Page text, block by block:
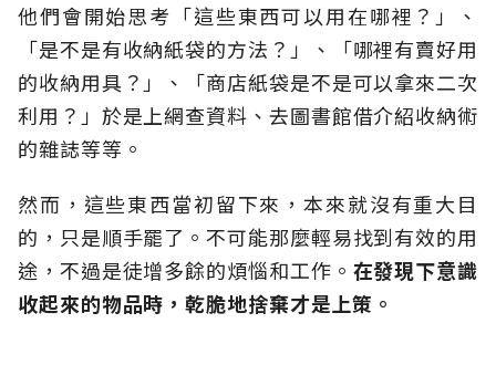
他們會開始思考「這些東西可以用在哪裡？」、
「是不是有收納紙袋的方法？」、「哪裡有賣好用
的收納用具？」、「商店紙袋是不是可以拿來二次
利用？」於是上網查資料、去圖書館借介紹收納術
的雜誌等等。
然而，這些東西當初留下來，本來就沒有重大目
的，只是順手罷了。不可能那麼輕易找到有效的用
途，不過是徒增多餘的煩惱和工作。 在發現下意識
收起來的物品時，乾脆地捨棄才是上策。